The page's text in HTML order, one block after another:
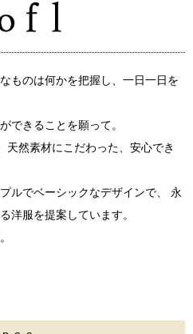
ものは何かを把握し、一日一日を
できることを願って。
天然素材にこだわった、安心でき
ルでベーシックなデザインで、 永
洋服を提案しています。